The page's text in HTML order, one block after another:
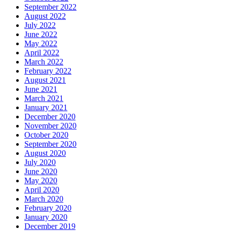
September 2022
August 2022
July 2022
June 2022
May 2022
April 2022
March 2022
February 2022
August 2021
June 2021
March 2021
January 2021
December 2020
November 2020
October 2020
September 2020
August 2020
July 2020
June 2020
May 2020
April 2020
March 2020
February 2020
January 2020
December 2019